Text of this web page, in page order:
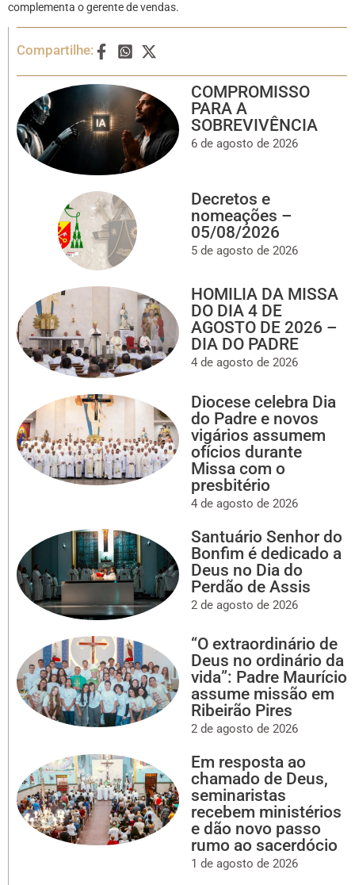
complementa o gerente de vendas.
Compartilhe:
COMPROMISSO
PARA A
SOBREVIVÊNCIA
6 de agosto de 2026
Decretos e
nomeações –
05/08/2026
5 de agosto de 2026
HOMILIA DA MISSA
DO DIA 4 DE
AGOSTO DE 2026 –
DIA DO PADRE
4 de agosto de 2026
Diocese celebra Dia
do Padre e novos
vigários assumem
ofícios durante
Missa com o
presbitério
4 de agosto de 2026
Santuário Senhor do
Bonfim é dedicado a
Deus no Dia do
Perdão de Assis
2 de agosto de 2026
“O extraordinário de
Deus no ordinário da
vida”: Padre Maurício
assume missão em
Ribeirão Pires
2 de agosto de 2026
Em resposta ao
chamado de Deus,
seminaristas
recebem ministérios
e dão novo passo
rumo ao sacerdócio
1 de agosto de 2026